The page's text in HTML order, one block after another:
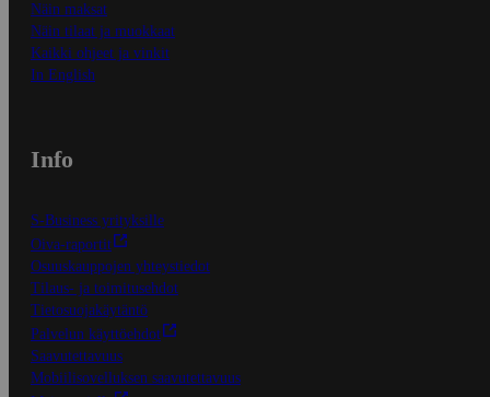
Näin maksat
Näin tilaat ja muokkaat
Kaikki ohjeet ja vinkit
In English
Info
S-Business yrityksille
Oiva-raportit
Osuuskauppojen yhteystiedot
Tilaus- ja toimitusehdot
Tietosuojakäytäntö
Palvelun käyttöehdot
Saavutettavuus
Mobiilisovelluksen saavutettavuus